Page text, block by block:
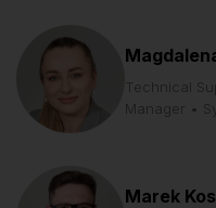
Technical
Manager •
Marek